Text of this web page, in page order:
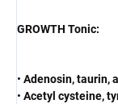
GROWTH Tonic:
• Adenosin, taurin,
• Acetyl cysteine,